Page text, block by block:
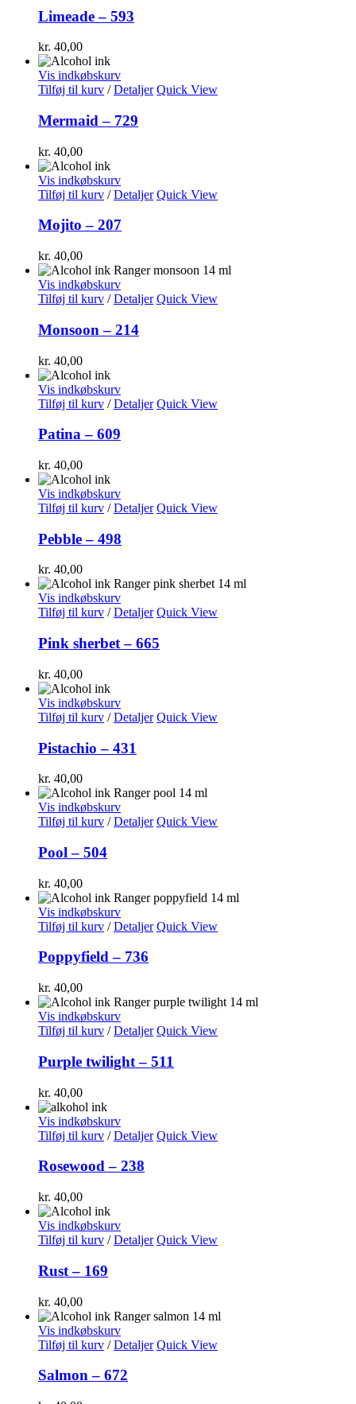
Limeade – 593
kr. 40,00
Vis indkøbskurv
Tilføj til kurv / Detaljer Quick View
Mermaid – 729
kr. 40,00
Vis indkøbskurv
Tilføj til kurv / Detaljer Quick View
Mojito – 207
kr. 40,00
Vis indkøbskurv
Tilføj til kurv / Detaljer Quick View
Monsoon – 214
kr. 40,00
Vis indkøbskurv
Tilføj til kurv / Detaljer Quick View
Patina – 609
kr. 40,00
Vis indkøbskurv
Tilføj til kurv / Detaljer Quick View
Pebble – 498
kr. 40,00
Vis indkøbskurv
Tilføj til kurv / Detaljer Quick View
Pink sherbet – 665
kr. 40,00
Vis indkøbskurv
Tilføj til kurv / Detaljer Quick View
Pistachio – 431
kr. 40,00
Vis indkøbskurv
Tilføj til kurv / Detaljer Quick View
Pool – 504
kr. 40,00
Vis indkøbskurv
Tilføj til kurv / Detaljer Quick View
Poppyfield – 736
kr. 40,00
Vis indkøbskurv
Tilføj til kurv / Detaljer Quick View
Purple twilight – 511
kr. 40,00
Vis indkøbskurv
Tilføj til kurv / Detaljer Quick View
Rosewood – 238
kr. 40,00
Vis indkøbskurv
Tilføj til kurv / Detaljer Quick View
Rust – 169
kr. 40,00
Vis indkøbskurv
Tilføj til kurv / Detaljer Quick View
Salmon – 672